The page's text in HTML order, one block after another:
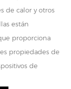
de calor y otros
están
proporciona
propiedades de
de